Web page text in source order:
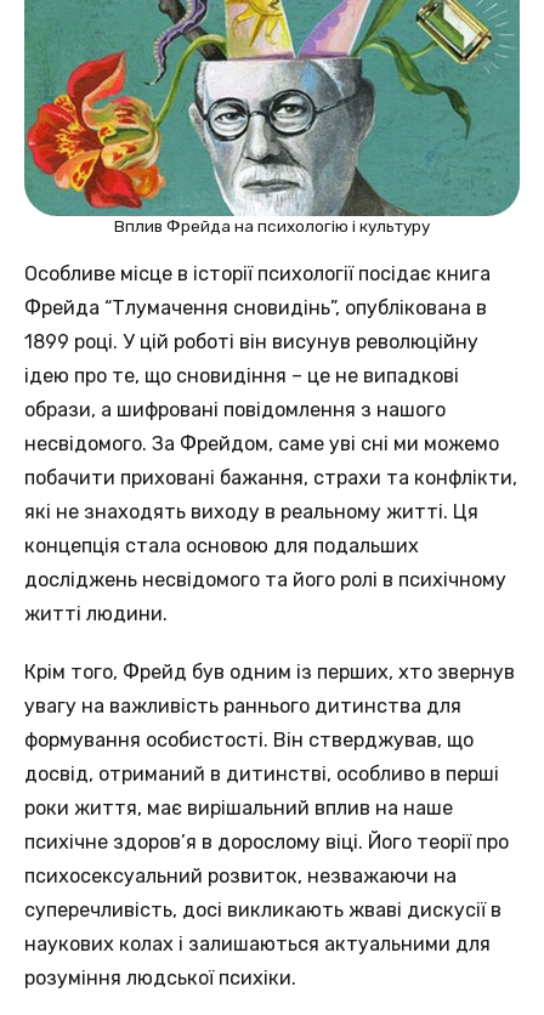
Вплив Фрейда на психологію і культуру
Особливе місце в історії психології посідає книга
Фрейда “Тлумачення сновидінь”, опублікована в
1899 році. У цій роботі він висунув революційну
ідею про те, що сновидіння – це не випадкові
образи, а шифровані повідомлення з нашого
несвідомого. За Фрейдом, саме уві сні ми можемо
побачити приховані бажання, страхи та конфлікти,
які не знаходять виходу в реальному житті. Ця
концепція стала основою для подальших
досліджень несвідомого та його ролі в психічному
житті людини.
Крім того, Фрейд був одним із перших, хто звернув
увагу на важливість раннього дитинства для
формування особистості. Він стверджував, що
досвід, отриманий в дитинстві, особливо в перші
роки життя, має вирішальний вплив на наше
психічне здоров’я в дорослому віці. Його теорії про
психосексуальний розвиток, незважаючи на
суперечливість, досі викликають жваві дискусії в
наукових колах і залишаються актуальними для
розуміння людської психіки.